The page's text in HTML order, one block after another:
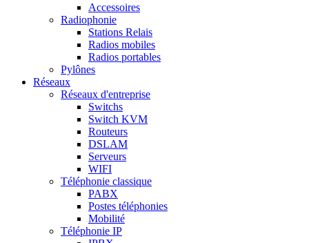
Accessoires
Radiophonie
Stations Relais
Radios mobiles
Radios portables
Pylônes
Réseaux
Réseaux d'entreprise
Switchs
Switch KVM
Routeurs
DSLAM
Serveurs
WIFI
Téléphonie classique
PABX
Postes téléphonies
Mobilité
Téléphonie IP